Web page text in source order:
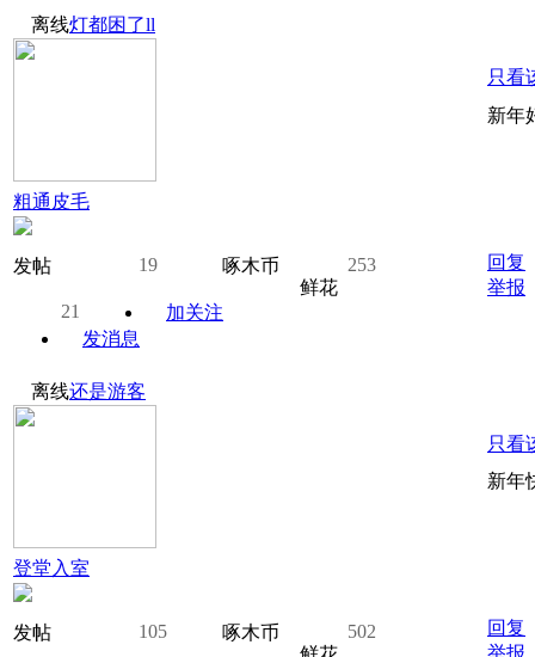
离线灯都困了ll
粗通皮毛
发帖 19 啄木币
253
鲜花
21
加关注
发消息
只看
新年
回复
举报
离线还是游客
登堂入室
发帖 105 啄木币
502
只看
新年
回复
举报